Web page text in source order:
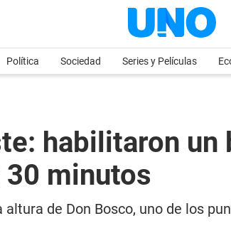
Política Sociedad Series y Películas
habilitaron
minutos
de Don Bosco, uno de los